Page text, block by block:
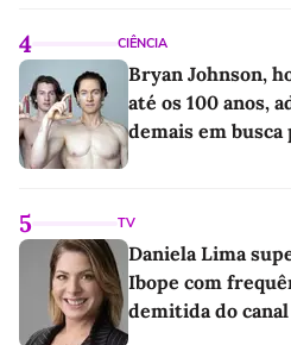
4 CIÊNCIA
Bryan Johnson,
até os 100 anos,
demais em
5 TV
Daniela Lima
Ibope com
demitida do canal